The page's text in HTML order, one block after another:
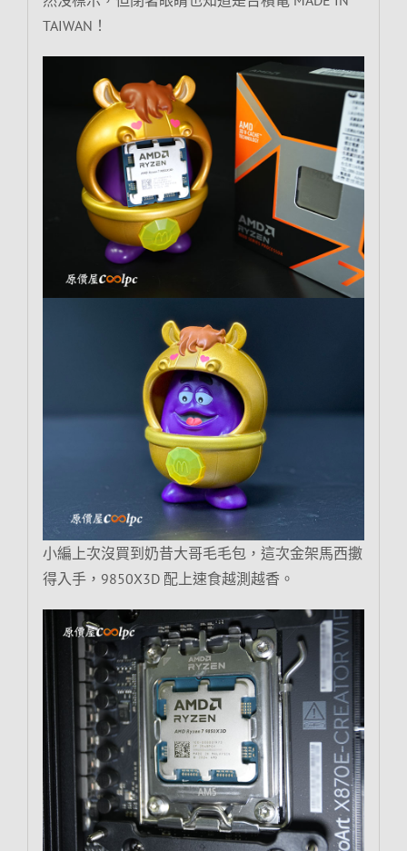
TAIWAN！
小編上次沒買到奶昔大哥毛毛包，這次金架馬西擻
得入手，9850X3D 配上速食越測越香。